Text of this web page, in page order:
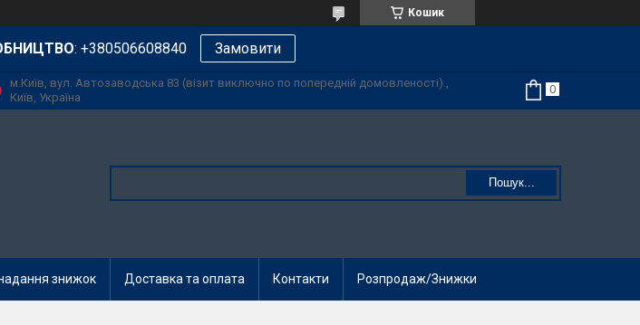
Кошик
: +380506608840 Замовити
м.Київ, вул. Автозаводська 83 (візит виключно по попередній домовленості).,
Київ, Україна
Пошук...
знижок Доставка та оплата Контакти Розпродаж/Знижки